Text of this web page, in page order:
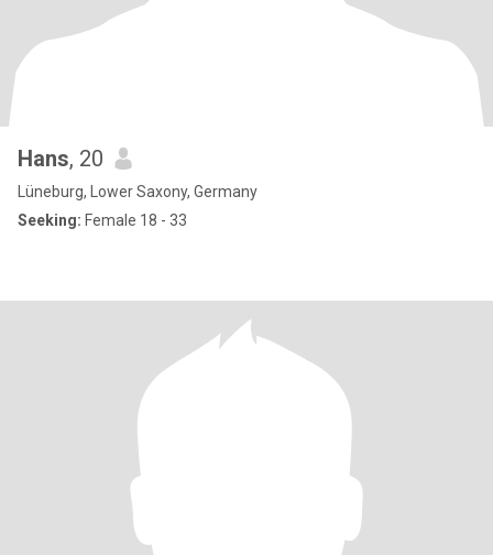
Hans, 20
Lüneburg, Lower Saxony, Germany
Seeking: Female 18 - 33